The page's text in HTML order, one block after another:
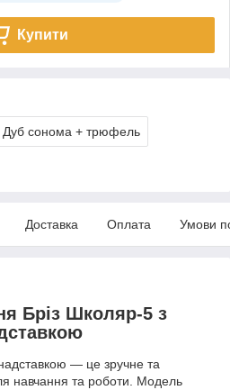
Купити
Дуб сонома + трюфель
Доставка Оплата Умови
Бріз Школяр-5 з
— це зручне та
навчання та роботи. Модель